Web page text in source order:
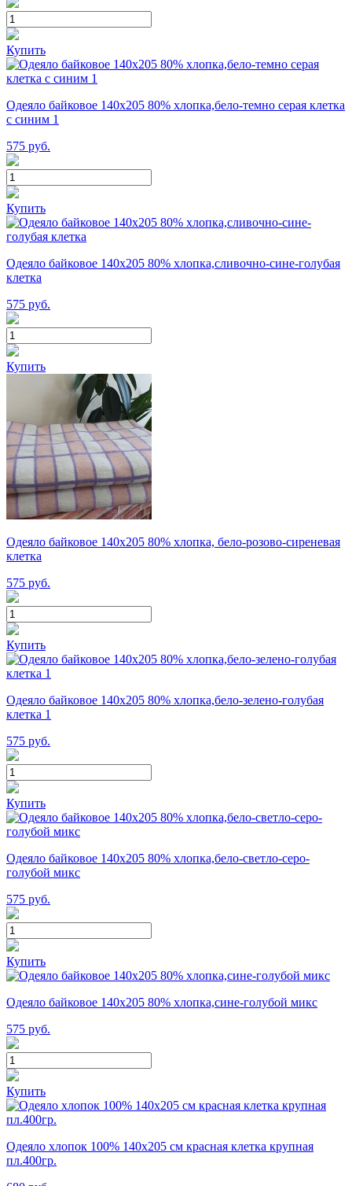
Купить
Одеяло байковое 140х205 80% хлопка,бело-темно серая клетка
с синим 1
575 руб.
Купить
Одеяло байковое 140х205 80% хлопка,сливочно-сине-голубая
клетка
575 руб.
Купить
Одеяло байковое 140х205 80% хлопка, бело-розово-сиреневая
клетка
575 руб.
Купить
Одеяло байковое 140х205 80% хлопка,бело-зелено-голубая
клетка 1
575 руб.
Купить
Одеяло байковое 140х205 80% хлопка,бело-светло-серо-
голубой микс
575 руб.
Купить
Одеяло байковое 140х205 80% хлопка,сине-голубой микс
575 руб.
Купить
Одеяло хлопок 100% 140х205 см красная клетка крупная
пл.400гр.